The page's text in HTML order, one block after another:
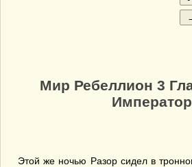
Мир Ребеллион 3
Этой же ночью Разор сидел в